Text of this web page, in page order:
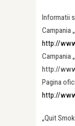
Informatii
Campania
http://
Campania
http://
Pagina
http://
„Quit